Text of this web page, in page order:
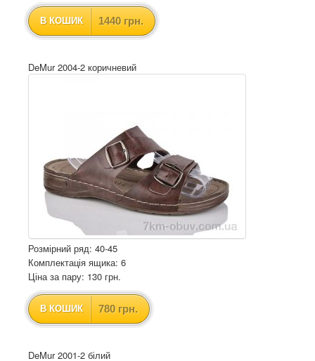
В КОШИК 1440 грн.
DeMur 2004-2 коричневий
Розмірний ряд: 40-45
Комплектація ящика: 6
Ціна за пару: 130 грн.
В КОШИК 780 грн.
DeMur 2001-2 білий